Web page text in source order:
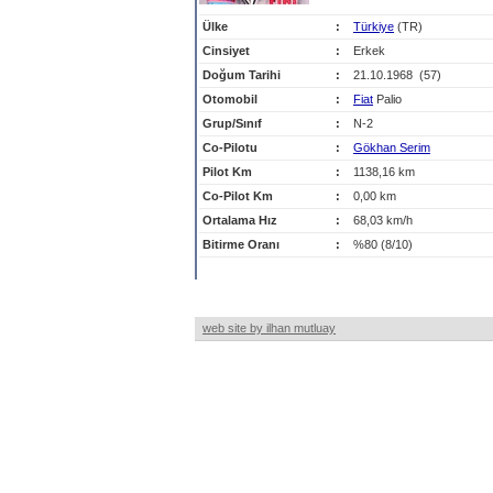
Ülke : Türkiye (TR)
Cinsiyet
:
Erkek
Doğum Tarihi
:
21.10.1968 (57)
Otomobil
: Fiat Palio
Grup/Sınıf
:
N-2
Co-Pilotu
:
Gökhan Serim
Pilot Km
:
1138,16 km
Co-Pilot Km
:
0,00 km
Ortalama Hız
:
68,03 km/h
Bitirme Oranı
: %80 (8/10)
web site by ilhan mutluay